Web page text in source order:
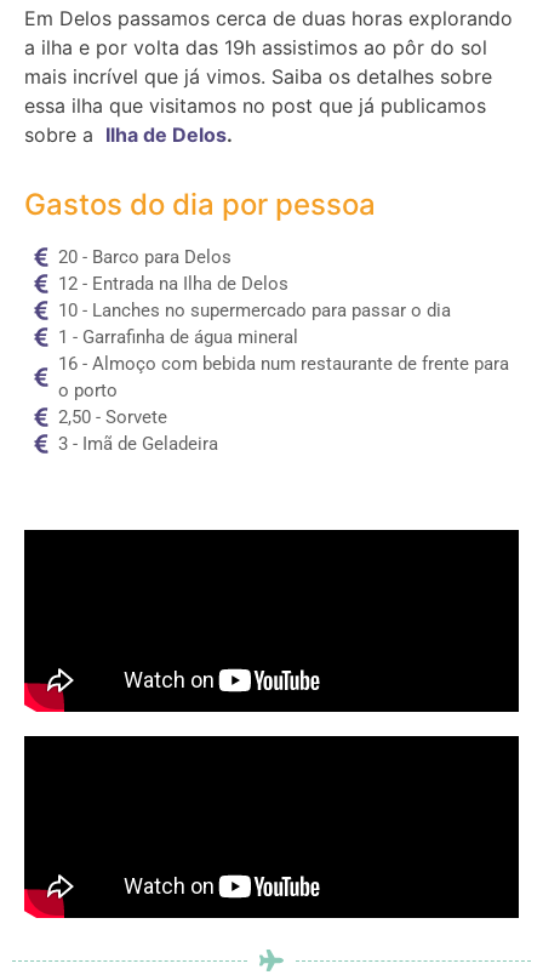
Em Delos passamos cerca de duas horas explorando
a ilha e por volta das 19h assistimos ao pôr do sol
mais incrível que já vimos. Saiba os detalhes sobre
essa ilha que visitamos no post que já publicamos
sobre a Ilha de Delos.
Gastos do dia por pessoa
20 - Barco para Delos
12 - Entrada na Ilha de Delos
10 - Lanches no supermercado para passar o dia
1 - Garrafinha de água mineral
16 - Almoço com bebida num restaurante de frente para
o porto
2,50 - Sorvete
3 - Imã de Geladeira